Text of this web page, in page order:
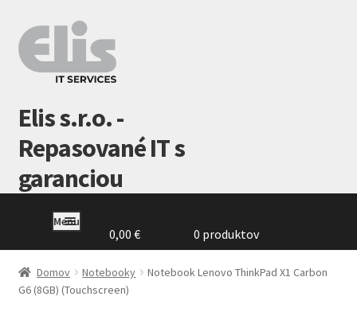
Preskočiť
na
navigáciu
Preskočiť
na
obsah
Elis s.r.o. -
Repasované IT s
garanciou
Menu
Domovská
stránka
0,00 € 0 produktov
Domov Notebooky
Notebook Lenovo ThinkPad X1 Carbon
G6 (8GB) (Touchscreen)